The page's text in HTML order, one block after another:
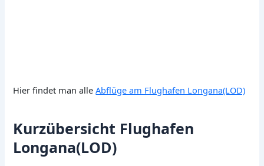
Hier findet man alleAbflüge am Flughafen Longana(LOD)
Kurzübersicht Flughafen
Longana(LOD)